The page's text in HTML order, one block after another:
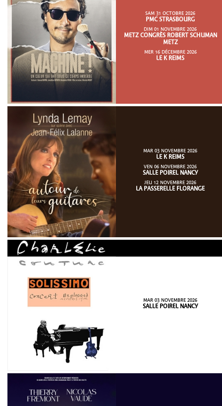
SAM 31 OCTOBRE 2026
PMC STRASBOURG
DIM 01 NOVEMBRE 2026
METZ CONGRÈS ROBERT SCHUMAN
METZ
MER 16 DÉCEMBRE 2026
LE K REIMS
MAR 03 NOVEMBRE 2026
LE K REIMS
VEN 06 NOVEMBRE 2026
SALLE POIREL NANCY
JEU 12 NOVEMBRE 2026
LA PASSERELLE FLORANGE
MAR 03 NOVEMBRE 2026
SALLE POIREL NANCY